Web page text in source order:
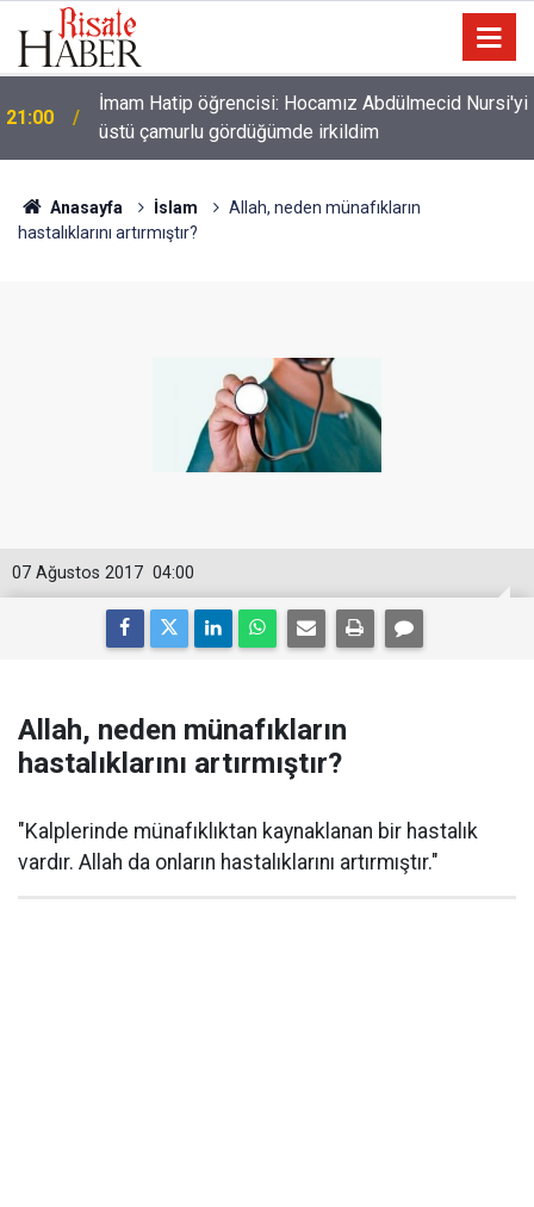
20:00
Filistin Konvoyu'na katılan Fransız aktivist
Müslüman oldu
Anasayfa İslam
Allah, neden münafıkların
hastalıklarını artırmıştır?
04:00
07 Ağustos 2017
Allah, neden münafıkların
hastalıklarını artırmıştır?
"Kalplerinde münafıklıktan kaynaklanan bir hastalık
vardır. Allah da onların hastalıklarını artırmıştır."